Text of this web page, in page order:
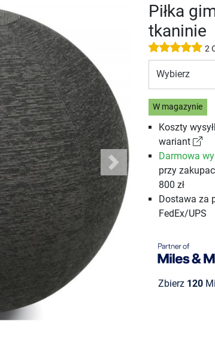
Next
Piłka
tkaninie
2
Wybierz
W magazynie
Koszty
wariant
Darmowa
przy
800 zł
Dostawa za
FedEx/UPS
Zbierz 120